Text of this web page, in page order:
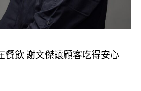
餐飲 謝文傑讓顧客吃得安心